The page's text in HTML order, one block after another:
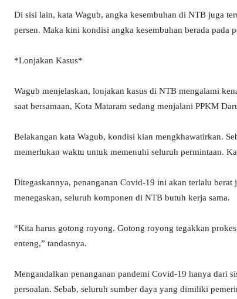
Di sisi lain, kata Wagub, angka kesembuhan di NTB juga
persen. Maka kini kondisi angka kesembuhan berada pada
*Lonjakan Kasus*
Wagub menjelaskan, lonjakan kasus di NTB mengalami
saat bersamaan, Kota Mataram sedang menjalani PPKM
Belakangan kata Wagub, kondisi kian mengkhawatirkan.
memerlukan waktu untuk memenuhi seluruh permintaan.
Ditegaskannya, penanganan Covid-19 ini akan terlalu
menegaskan, seluruh komponen di NTB butuh kerja sama.
“Kita harus gotong royong. Gotong royong tegakkan
enteng,” tandasnya.
Mengandalkan penanganan pandemi Covid-19 hanya dari
persoalan. Sebab, seluruh sumber daya yang dimiliki